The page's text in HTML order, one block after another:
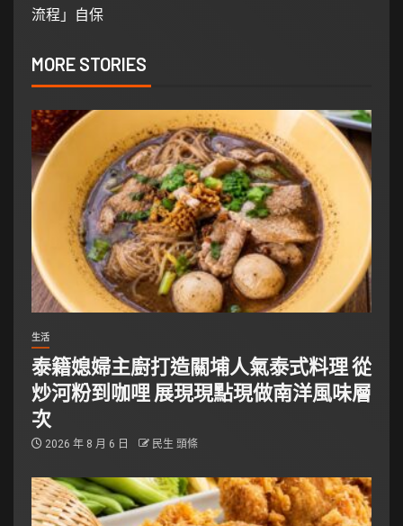
流程」自保
MORE STORIES
生活
泰籍媳婦主廚打造關埔人氣泰式料理 從
炒河粉到咖哩 展現現點現做南洋風味層
次
2026 年 8 月 6 日 民生 頭條